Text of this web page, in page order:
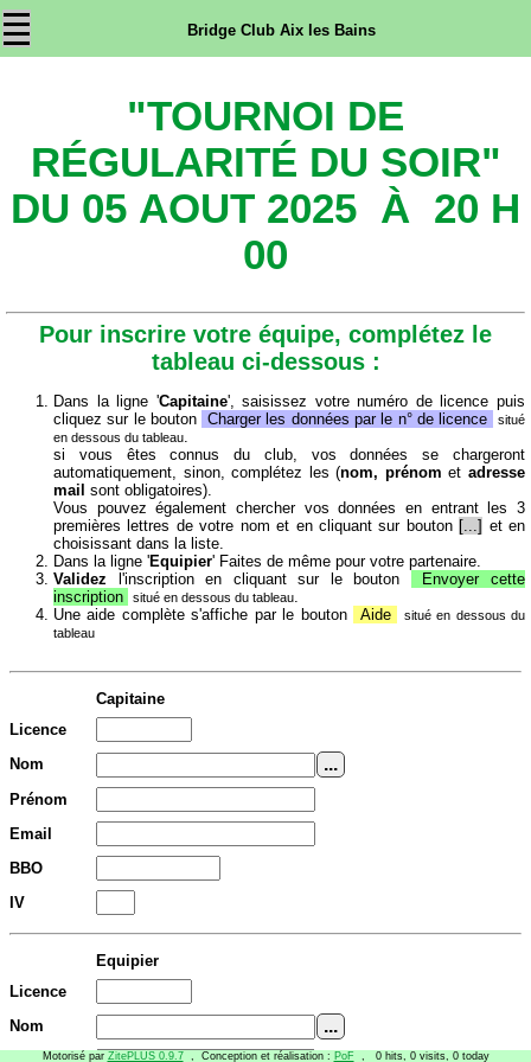
Bridge Club Aix les Bains
"TOURNOI DE
RÉGULARITÉ DU SOIR"
DU 05 AOUT 2025 À 20 H
00
Pour inscrire votre équipe, complétez le
tableau ci-dessous :
Dans la ligne 'Capitaine', saisissez votre numéro de licence puis
cliquez sur le bouton Charger les données par le n° de licence
situé
en dessous du tableau
si vous êtes connus du club, vos données se chargeront
automatiquement, sinon, complétez les (nom, prénom etadresse
mail sont obligatoires).
Vous pouvez également chercher vos données en entrant les 3
premières lettres de votre nom et en cliquant sur bouton [...] et en
choisissant dans la liste.
Dans la ligne 'Equipier' Faites de même pour votre partenaire.
Validez l'inscription en cliquant sur le bouton
Envoyer cette
inscription
situé en dessous du tableau
Une aide complète s'affiche par le bouton
Aide
situé en dessous du
tableau
Capitaine
Licence
Nom
Prénom
Email
BBO
IV
Equipier
Licence
Nom
Motorisé par ZitePLUS 0.9.7, Conception et réalisation : PoF , 0 hits, 0 visits, 0 today